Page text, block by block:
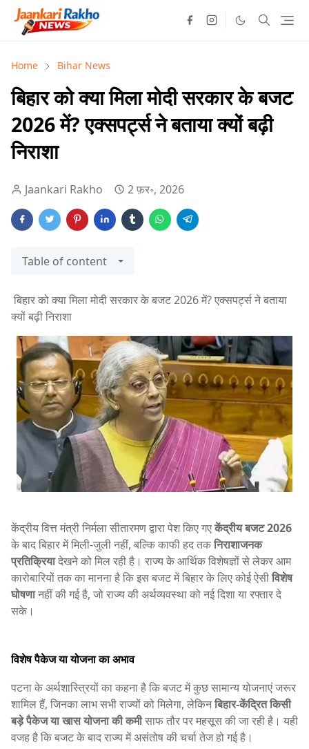
Home Bihar News
बिहार को क्या मिला मोदी सरकार के बजट
2026 में? एक्सपर्ट्स ने बताया क्यों बढ़ी
निराशा
Jaankari Rakho 2 फ़र॰, 2026
Table of content
बिहार को क्या मिला मोदी सरकार के बजट 2026 में? एक्सपर्ट्स ने बताया
क्यों बढ़ी निराशा
केंद्रीय वित्त मंत्री निर्मला सीतारमण द्वारा पेश किए गएकेंद्रीय बजट 2026
के बाद बिहार में मिली-जुली नहीं, बल्कि काफी हद तकनिराशाजनक
प्रतिक्रियादेखने को मिल रही है। राज्य के आर्थिक विशेषज्ञों से लेकर आम
कारोबारियों तक का मानना है कि इस बजट में बिहार के लिए कोई ऐसीविशेष
घोषणानहीं की गई है, जो राज्य की अर्थव्यवस्था को नई दिशा या रफ्तार दे
सके।
विशेष पैकेज या योजना का अभाव
पटना के अर्थशास्त्रियों का कहना है कि बजट में कुछ सामान्य योजनाएं जरूर
शामिल हैं, जिनका लाभ सभी राज्यों को मिलेगा, लेकिनबिहार-केंद्रित किसी
बड़े पैकेज या खास योजना की कमीसाफ तौर पर महसूस की जा रही है। यही
वजह है कि बजट के बाद राज्य में असंतोष की चर्चा तेज हो गई है।